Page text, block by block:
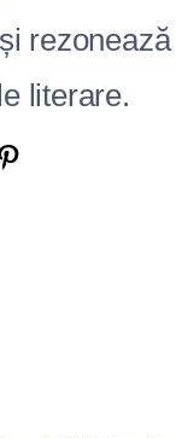
rezonează
literare.